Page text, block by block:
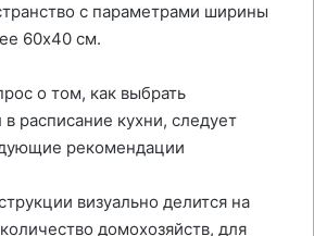
с параметрами ширины
60х40 см.
о том, как выбрать
расписание кухни, следует
рекомендации
визуально делится на
домохозяйств, для